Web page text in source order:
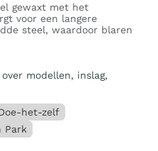
gewaxt met het
voor een langere
steel, waardoor blaren
modellen, inslag,
het-zelf
Park